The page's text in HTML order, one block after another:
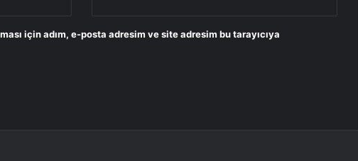
için adım, e-posta adresim ve site adresim bu tarayıcıya